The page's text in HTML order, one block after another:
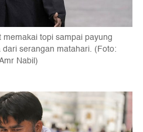
topi sampai payung
serangan matahari. (Foto:
Nabil)